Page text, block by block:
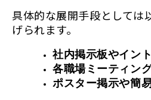
具体的な展開手段としては
げられます。
社内掲示板やイン
各職場ミーティン
ポスター掲示や簡